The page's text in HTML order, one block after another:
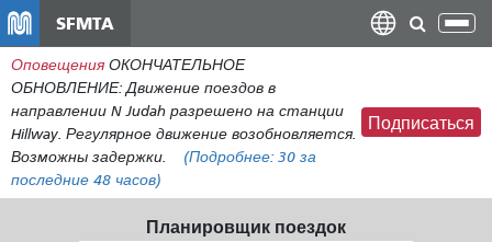
содержанию
SFMTA
Оповещения ОКОНЧАТЕЛЬНОЕ
ОБНОВЛЕНИЕ: Движение поездов в
направлении N Judah разрешено на станции
Hillway. Регулярное движение возобновляется.
Возможны задержки.
(Подробнее: 30 за
последние 48 часов)
Подписаться
Планировщик поездок